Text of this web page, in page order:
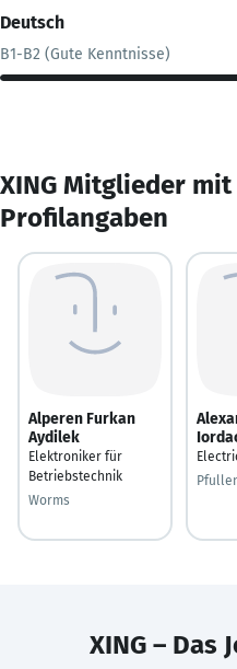
Deutsch
B1-B2 (Gute Kenntnisse)
XING Mitglieder
Profilangaben
Alperen Furkan
Aydilek
Elektroniker für
Betriebstechnik
Worms
XING – Das